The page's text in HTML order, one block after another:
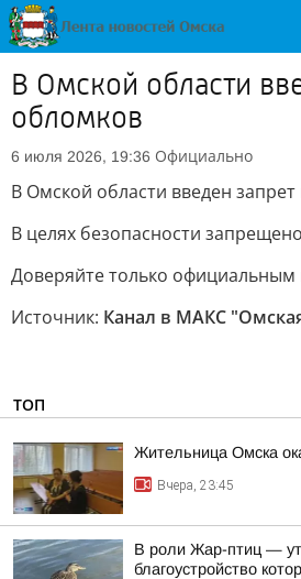
В Омской области
обломков
6 июля 2026, 19:36 Официально
В Омской области введен
В целях безопасности
Доверяйте только
Источник: Канал в МАКС
ТОП
Жительница Омска
Вчера, 23:45
В роли Жар-птиц —
благоустройство